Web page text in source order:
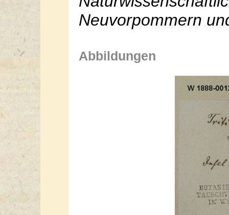
Neuvorpommern
Abbildungen